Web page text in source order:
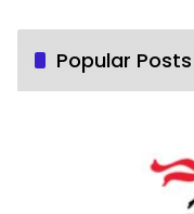
Popular Posts